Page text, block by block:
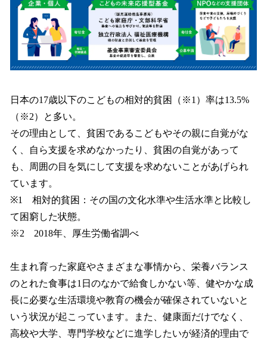
日本の17歳以下のこどもの相対的貧困（※1）率は13.5%
（※2）と多い。
その理由として、貧困であるこどもやその親に自覚がな
く、自ら支援を求めなかったり、貧困の自覚があって
も、周囲の目を気にして支援を求めないことがあげられ
ています。
※1 相対的貧困：その国の文化水準や生活水準と比較し
て困窮した状態。
※2 2018年、厚生労働省調べ
生まれ育った家庭やさまざまな事情から、栄養バランス
のとれた食事は1日のなかで給食しかない等、健やかな成
長に必要な生活環境や教育の機会が確保されていないと
いう状況が起こっています。また、健康面だけでなく、
高校や大学、専門学校などに進学したいが経済的理由で